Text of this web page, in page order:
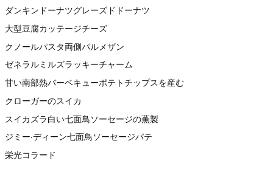
ダンキンドーナツグレーズドドーナツ
大型豆腐カッテージチーズ
クノールパスタ両側パルメザン
ゼネラルミルズラッキーチャーム
甘い南部熱バーベキューポテトチップスを産む
クローガーのスイカ
スイカズラ白い七面鳥ソーセージの薫製
ジミー·ディーン七面鳥ソーセージパテ
栄光コラード